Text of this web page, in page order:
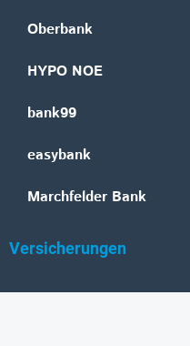
Oberbank
HYPO NOE
bank99
easybank
Marchfelder Bank
Versicherungen
Vienna Insurance Group